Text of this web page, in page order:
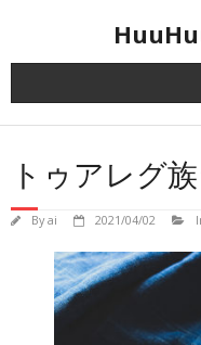
トゥアレグ
Byai 2021/04/02